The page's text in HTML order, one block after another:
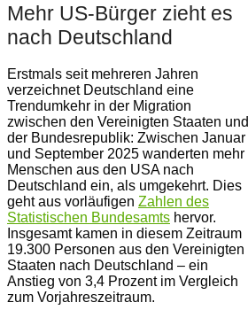
Mehr US-Bürger zieht es
nach Deutschland
Erstmals seit mehreren Jahren
verzeichnet Deutschland eine
Trendumkehr in der Migration
zwischen den Vereinigten Staaten und
der Bundesrepublik: Zwischen Januar
und September 2025 wanderten mehr
Menschen aus den USA nach
Deutschland ein, als umgekehrt. Dies
geht aus vorläufigen Zahlen des
Statistischen Bundesamts hervor.
Insgesamt kamen in diesem Zeitraum
19.300 Personen aus den Vereinigten
Staaten nach Deutschland – ein
Anstieg von 3,4 Prozent im Vergleich
zum Vorjahreszeitraum.